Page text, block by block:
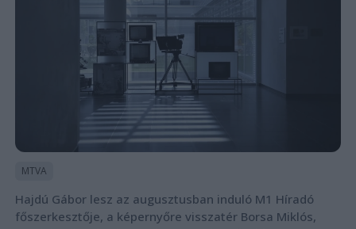
MTVA
Hajdú Gábor lesz az augusztusban induló M1 Híradó
főszerkesztője, a képernyőre visszatér Borsa Miklós,